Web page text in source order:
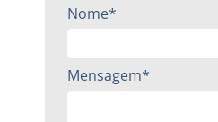
Nome*
Mensagem*